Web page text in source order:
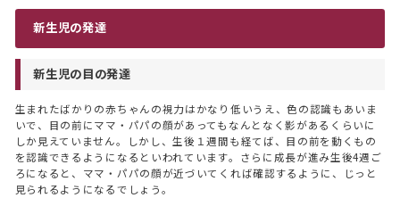
新生児の発達
新生児の目の発達
生まれたばかりの赤ちゃんの視力はかなり低いうえ、色の認識もあいま
いで、目の前にママ・パパの顔があってもなんとなく影があるくらいに
しか見えていません。しかし、生後１週間も経てば、目の前を動くもの
を認識できるようになるといわれています。さらに成長が進み生後4週ご
ろになると、ママ・パパの顔が近づいてくれば確認するように、じっと
見られるようになるでしょう。